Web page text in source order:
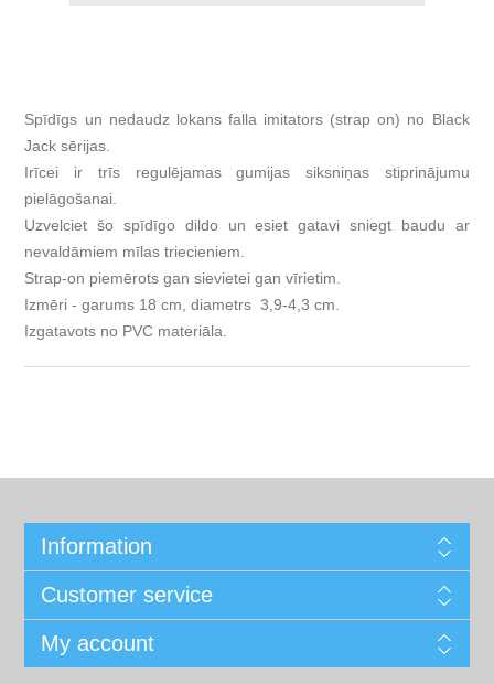
Spīdīgs un nedaudz lokans falla imitators (strap on) no Black
Jack sērijas.
Irīcei ir trīs regulējamas gumijas siksniņas stiprinājumu
pielāgošanai.
Uzvelciet šo spīdīgo dildo un esiet gatavi sniegt baudu ar
nevaldāmiem mīlas triecieniem.
Strap-on piemērots gan sievietei gan vīrietim.
Izmēri - garums 18 cm, diametrs 3,9-4,3 cm.
Izgatavots no PVC materiāla.
Information
Customer service
My account